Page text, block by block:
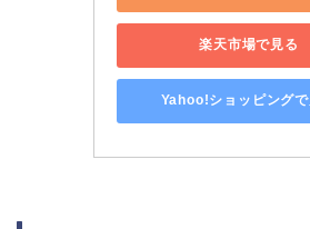
楽天市場で見る
Yahoo!ショッピングで